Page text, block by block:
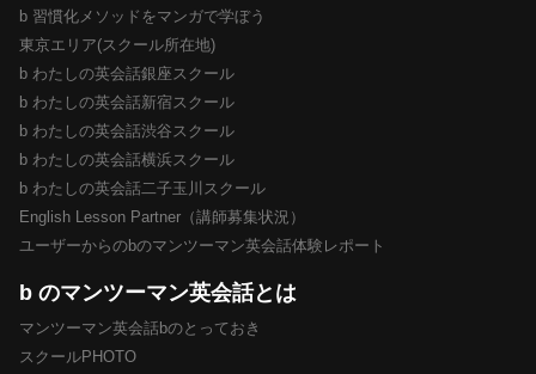
b 習慣化メソッドをマンガで学ぼう
東京エリア(スクール所在地)
b わたしの英会話銀座スクール
b わたしの英会話新宿スクール
b わたしの英会話渋谷スクール
b わたしの英会話横浜スクール
b わたしの英会話二子玉川スクール
English Lesson Partner（講師募集状況）
ユーザーからのbのマンツーマン英会話体験レポート
b のマンツーマン英会話とは
マンツーマン英会話bのとっておき
スクールPHOTO